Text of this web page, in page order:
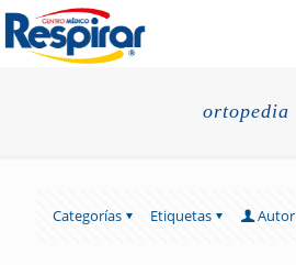
ortopedia
Categorías Etiquetas Autor